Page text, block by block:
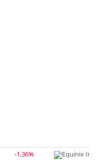
-1,36%